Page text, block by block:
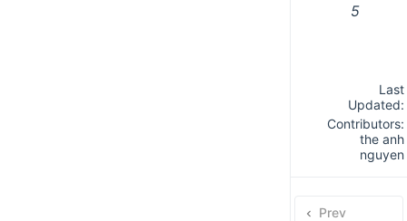
5
Last
Updated:
Contributors:
the anh
nguyen
Prev